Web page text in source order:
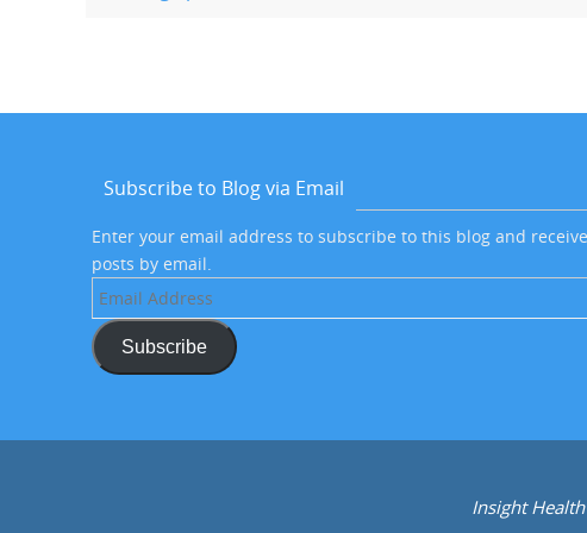
Subscribe to Blog via Email
Enter your email address to subscribe to this blog and
posts by email.
Email
Address
Subscribe
Insight